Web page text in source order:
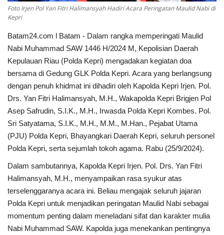
POLITIK
Religion
Opini
Foto Irjen Pol Yan Fitri Halimansyah Hadiri Acara Peringatan Maulid Nabi di
Kepri
Batam24.com l Batam - Dalam rangka memperingati Maulid
Nabi Muhammad SAW 1446 H/2024 M, Kepolisian Daerah
Kepulauan Riau (Polda Kepri) mengadakan kegiatan doa
bersama di Gedung GLK Polda Kepri. Acara yang berlangsung
dengan penuh khidmat ini dihadiri oleh Kapolda Kepri Irjen. Pol.
Drs. Yan Fitri Halimansyah, M.H., Wakapolda Kepri Brigjen Pol
Asep Safrudin, S.I.K., M.H., Irwasda Polda Kepri Kombes. Pol.
Sri Satyatama, S.I.K., M.H., M.M., M.Han., Pejabat Utama
(PJU) Polda Kepri, Bhayangkari Daerah Kepri, seluruh personel
Polda Kepri, serta sejumlah tokoh agama. Rabu (25/9/2024).
Dalam sambutannya, Kapolda Kepri Irjen. Pol. Drs. Yan Fitri
Halimansyah, M.H., menyampaikan rasa syukur atas
terselenggaranya acara ini. Beliau mengajak seluruh jajaran
Polda Kepri untuk menjadikan peringatan Maulid Nabi sebagai
momentum penting dalam meneladani sifat dan karakter mulia
Nabi Muhammad SAW. Kapolda juga menekankan pentingnya